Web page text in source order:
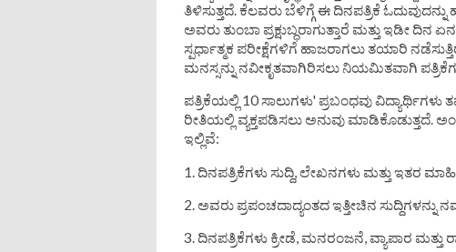
ತಿಳಿಸುತ್ತದೆ. ಕೆಲವರು ಬೆಳಿಗ್ಗೆ ಈ ದಿನಪತ್ರಿಕೆ
ಅವರು ತುಂಬಾ ಪ್ರಕ್ಷುಬ್ಧರಾಗುತ್ತಾರೆ ಮತ್ತು ಇಡೀ ದಿನ
ಸ್ಪರ್ಧಾತ್ಮಕ ಪರೀಕ್ಷೆಗಳಿಗೆ ಹಾಜರಾಗಲು ತಯಾರಿ
ಮನಸ್ಸನ್ನು ನವೀಕೃತವಾಗಿರಿಸಲು ನಿಯಮಿತವಾಗಿ
ಪತ್ರಿಕೆಯಲ್ಲಿ 10 ಸಾಲುಗಳು' ಪ್ರಬಂಧವು ವಿದ್ಯಾರ್ಥಿಗಳು
ರೀತಿಯಲ್ಲಿ ವ್ಯಕ್ತಪಡಿಸಲು ಅನುವು ಮಾಡಿಕೊಡುತ್ತದೆ.
ಇಲ್ಲಿವೆ:
1. ದಿನಪತ್ರಿಕೆಗಳು ಸುದ್ದಿ, ಲೇಖನಗಳು ಮತ್ತು ಇತರ
2. ಅವರು ಪ್ರಪಂಚದಾದ್ಯಂತದ ಇತ್ತೀಚಿನ ಸುದ್ದಿಗಳನ್ನು
3. ದಿನಪತ್ರಿಕೆಗಳು ಕ್ರೀಡೆ, ಮನರಂಜನೆ, ವ್ಯಾಪಾರ